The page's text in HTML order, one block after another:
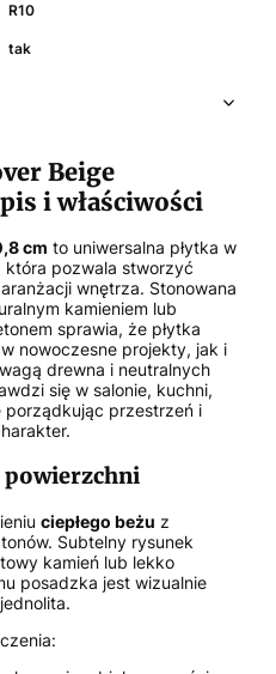
R10
tak
Beige
i właściwości
cm to uniwersalna płytka w
która pozwala stworzyć
wnętrza. Stonowana
kamieniem lub
sprawia, że płytka
nowoczesne projekty, jak i
drewna i neutralnych
się w salonie, kuchni,
porządkując przestrzeń i
ciepłego beżu z
Subtelny rysunek
kamień lub lekko
posadzka jest wizualnie